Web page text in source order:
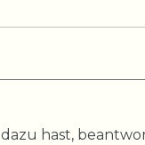
dazu hast,